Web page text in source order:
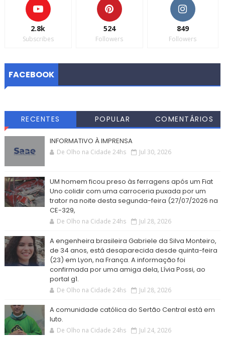
2.8k
Subscribes
524
Followers
849
Followers
FACEBOOK
RECENTES POPULAR COMENTÁRIOS
INFORMATIVO À IMPRENSA
De Olho na Cidade 24hs Jul 30, 2026
UM homem ficou preso às ferragens após um Fiat
Uno colidir com uma carroceria puxada por um
trator na noite desta segunda-feira (27/07/2026 na
CE-329,
De Olho na Cidade 24hs Jul 28, 2026
A engenheira brasileira Gabriele da Silva Monteiro,
de 34 anos, está desaparecida desde quinta-feira
(23) em Lyon, na França. A informação foi
confirmada por uma amiga dela, Lívia Possi, ao
portal g1.
De Olho na Cidade 24hs Jul 28, 2026
A comunidade católica do Sertão Central está em
luto.
De Olho na Cidade 24hs Jul 24, 2026